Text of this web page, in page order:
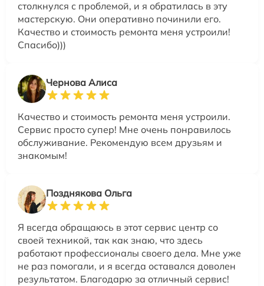
столкнулся с проблемой, и я обратилась в эту
мастерскую. Они оперативно починили его.
Качество и стоимость ремонта меня устроили!
Спасибо)))
Чернова Алиса
Качество и стоимость ремонта меня устроили.
Сервис просто супер! Мне очень понравилось
обслуживание. Рекомендую всем друзьям и
знакомым!
Позднякова Ольга
Я всегда обращаюсь в этот сервис центр со
своей техникой, так как знаю, что здесь
работают профессионалы своего дела. Мне уже
не раз помогали, и я всегда оставался доволен
результатом. Благодарю за отличный сервис!